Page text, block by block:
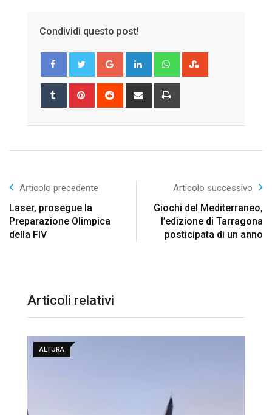
Condividi questo post!
Google+ LinkedIn Whatsapp
Tumblr Pinterest Reddit
Share
Articolo precedente
Laser, prosegue la
Preparazione Olimpica
della FIV
Articolo successivo
Giochi del Mediterraneo,
l’edizione di Tarragona
posticipata di un anno
Articoli relativi
ALTURA